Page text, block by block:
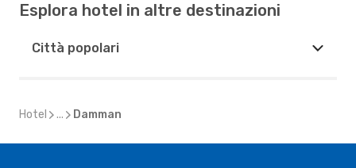
Esplora hotel in altre destinazioni
Città popolari
Hotel ... Damman